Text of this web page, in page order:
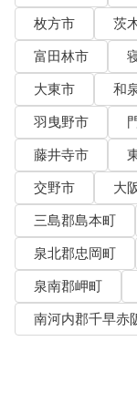
枚方市
茨
富田林市
大東市
和
羽曳野市
藤井寺市
交野市
大
三島郡島本町
泉北郡忠岡町
泉南郡岬町
南河内郡千早赤